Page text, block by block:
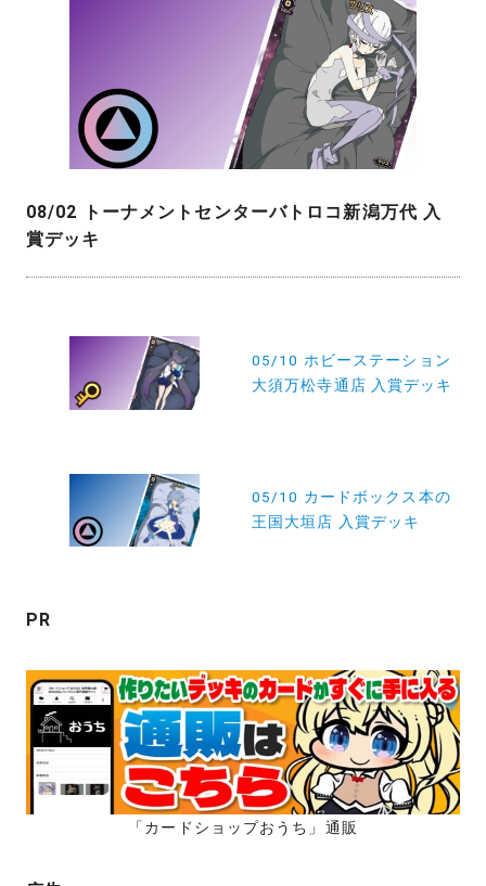
08/02 トーナメントセンターバトロコ新潟万代 入
賞デッキ
ン
05/10 ホビーステーション
大須万松寺通店 入賞デッキ
05/10 カードボックス本の
王国大垣店 入賞デッキ
PR
「カードショップおうち」通販